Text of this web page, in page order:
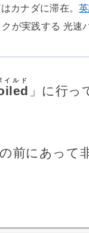
カナダに滞在。
が実践する 光速
イルド
」に行っ
前にあって